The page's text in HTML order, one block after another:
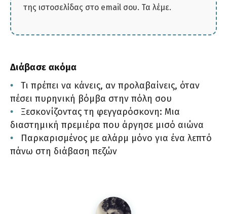
της ιστοσελίδας στο email σου. Τα λέμε.
Διάβασε ακόμα
Τι πρέπει να κάνεις, αν προλαβαίνεις, όταν
πέσει πυρηνική βόμβα στην πόλη σου
Ξεσκονίζοντας τη φεγγαρόσκονη: Μια
διαστημική πρεμιέρα που άργησε μισό αιώνα
Παρκαρισμένος με αλάρμ μόνο για ένα λεπτό
πάνω στη διάβαση πεζών